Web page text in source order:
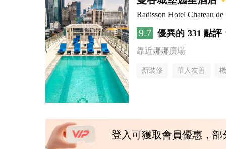
Radisson Hotel Chateau
9.7 優異的 331 點評
靠近娜娜廣場
新裝修 華人友善
登入可獲取會員優惠，